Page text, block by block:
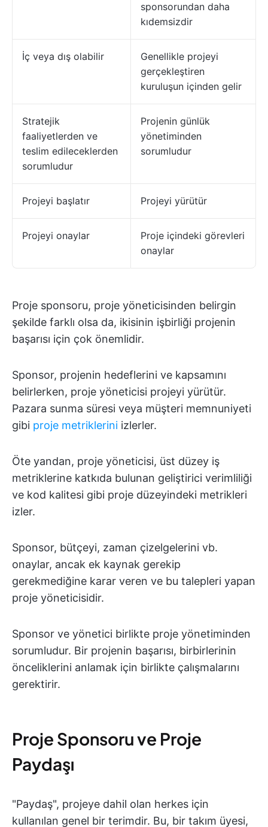
sponsorundan daha
kıdemsizdir
İç veya dış olabilir
Genellikle projeyi
gerçekleştiren
kuruluşun içinden gelir
Stratejik
faaliyetlerden ve
teslim edileceklerden
sorumludur
Projenin günlük
yönetiminden
sorumludur
Projeyi başlatır Projeyi yürütür
Projeyi onaylar
Proje içindeki görevleri
onaylar
Proje sponsoru, proje yöneticisinden belirgin
şekilde farklı olsa da, ikisinin işbirliği projenin
başarısı için çok önemlidir.
Sponsor, projenin hedeflerini ve kapsamını
belirlerken, proje yöneticisi projeyi yürütür.
Pazara sunma süresi veya müşteri memnuniyeti
gibi proje metriklerini izlerler.
Öte yandan, proje yöneticisi, üst düzey iş
metriklerine katkıda bulunan geliştirici verimliliği
ve kod kalitesi gibi proje düzeyindeki metrikleri
izler.
Sponsor, bütçeyi, zaman çizelgelerini vb.
onaylar, ancak ek kaynak gerekip
gerekmediğine karar veren ve bu talepleri yapan
proje yöneticisidir.
Sponsor ve yönetici birlikte proje yönetiminden
sorumludur. Bir projenin başarısı, birbirlerinin
önceliklerini anlamak için birlikte çalışmalarını
gerektirir.
Proje Sponsoru ve Proje
Paydaşı
"Paydaş", projeye dahil olan herkes için
kullanılan genel bir terimdir. Bu, bir takım üyesi,